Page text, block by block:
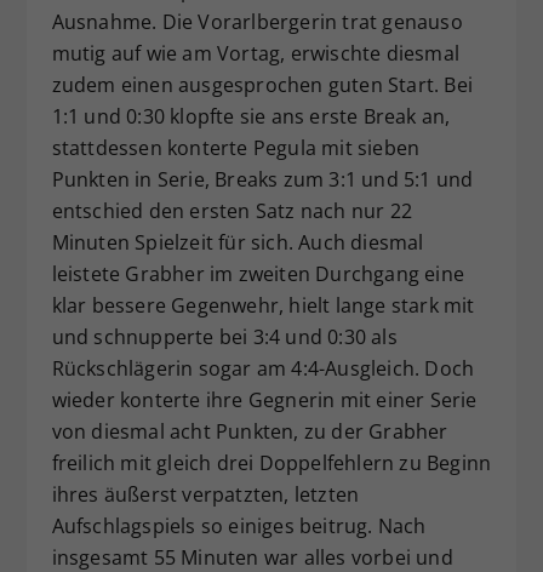
Ausnahme. Die Vorarlbergerin trat genauso
mutig auf wie am Vortag, erwischte diesmal
zudem einen ausgesprochen guten Start. Bei
1:1 und 0:30 klopfte sie ans erste Break an,
stattdessen konterte Pegula mit sieben
Punkten in Serie, Breaks zum 3:1 und 5:1 und
entschied den ersten Satz nach nur 22
Minuten Spielzeit für sich. Auch diesmal
leistete Grabher im zweiten Durchgang eine
klar bessere Gegenwehr, hielt lange stark mit
und schnupperte bei 3:4 und 0:30 als
Rückschlägerin sogar am 4:4-Ausgleich. Doch
wieder konterte ihre Gegnerin mit einer Serie
von diesmal acht Punkten, zu der Grabher
freilich mit gleich drei Doppelfehlern zu Beginn
ihres äußerst verpatzten, letzten
Aufschlagspiels so einiges beitrug. Nach
insgesamt 55 Minuten war alles vorbei und